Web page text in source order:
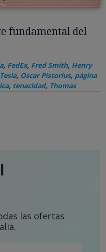
fundamental del
, FedEx, Fred Smith, Henry
, Oscar Pistorius, página
, tenacidad, Thomas
las ofertas